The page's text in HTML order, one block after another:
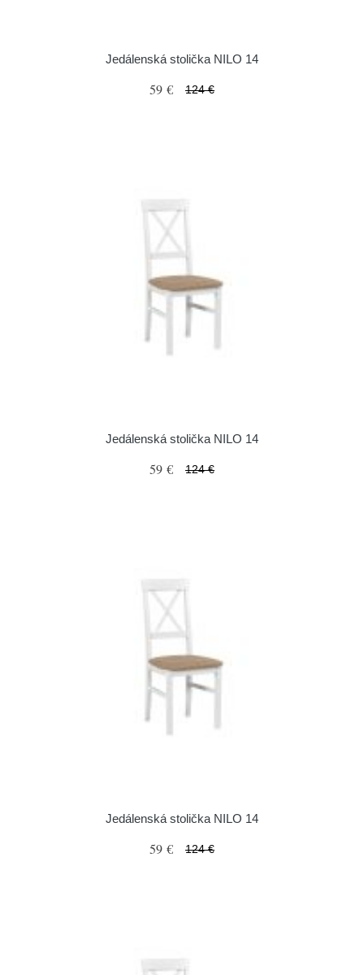
Jedálenská stolička NILO 14
59 € 124 €
Jedálenská stolička NILO 14
59 € 124 €
Jedálenská stolička NILO 14
59 € 124 €